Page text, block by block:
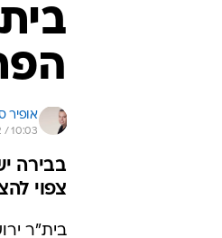
אופיר
/ 10:03
בבירה
צפוי